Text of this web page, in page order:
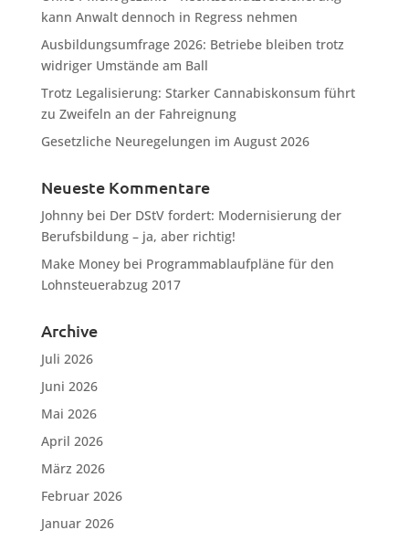
kann Anwalt dennoch in Regress nehmen
Ausbildungsumfrage 2026: Betriebe bleiben trotz
widriger Umstände am Ball
Trotz Legalisierung: Starker Cannabiskonsum führt
zu Zweifeln an der Fahreignung
Gesetzliche Neuregelungen im August 2026
Neueste Kommentare
Johnnybei Der DStV fordert: Modernisierung der
Berufsbildung – ja, aber richtig!
Make Moneybei Programmablaufpläne für den
Lohnsteuerabzug 2017
Archive
Juli 2026
Juni 2026
Mai 2026
April 2026
März 2026
Februar 2026
Januar 2026